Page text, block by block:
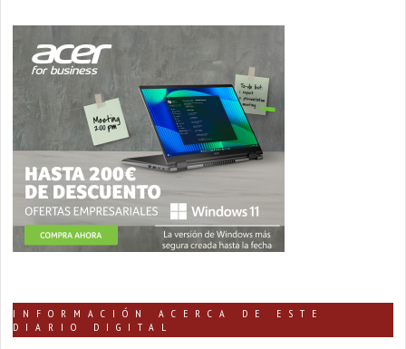
INFORMACIÓN ACERCA DE ESTE
DIARIO DIGITAL